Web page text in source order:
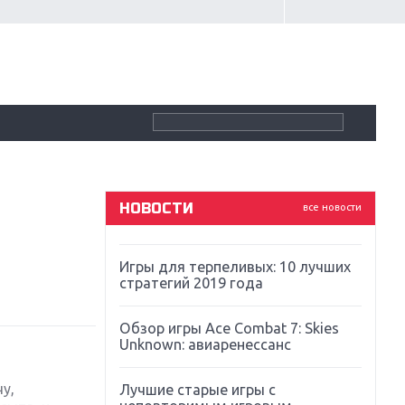
все новости
НОВОСТИ
Souls
Far Cry 5: хвалить нельзя ругать
Игры для терпеливых: 10 лучших
стратегий 2019 года
Обзор игры Ace Combat 7: Skies
Unknown: авиаренессанс
Лучшие старые игры с